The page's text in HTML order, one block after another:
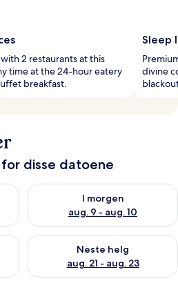
2 restaurants at this
time at the 24-hour eatery
breakfast.
Sleep
divine
disse datoene
aug. 8 - aug. 9
I morgen
aug. 9 - aug. 10
Sjekk tilgjengelighet for i
helgen, aug. 14 - aug. 16
Neste helg
aug. 21 - aug. 23
Sjekk tilgjengelighet for